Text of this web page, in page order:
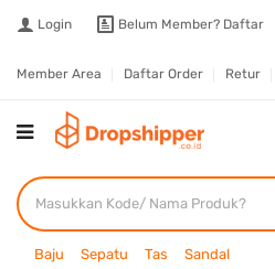
Login Belum Member? Daftar
Member Area Daftar Order Retur
Baju Sepatu Tas Sandal